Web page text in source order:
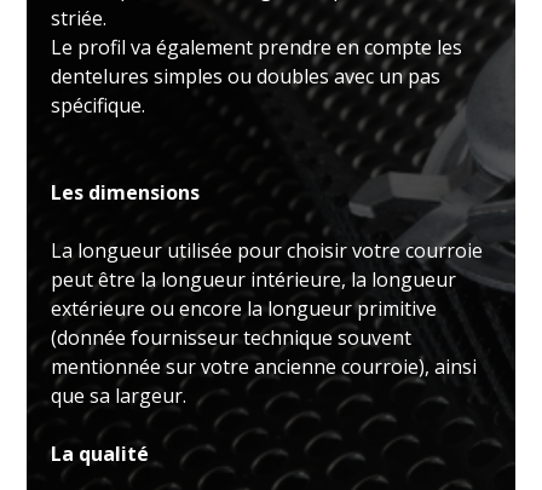
striée.
Le profil va également prendre en compte les
dentelures simples ou doubles avec un pas
spécifique.
Les dimensions
La longueur utilisée pour choisir votre courroie
peut être la longueur intérieure, la longueur
extérieure ou encore la longueur primitive
(donnée fournisseur technique souvent
mentionnée sur votre ancienne courroie), ainsi
que sa largeur.
La qualité